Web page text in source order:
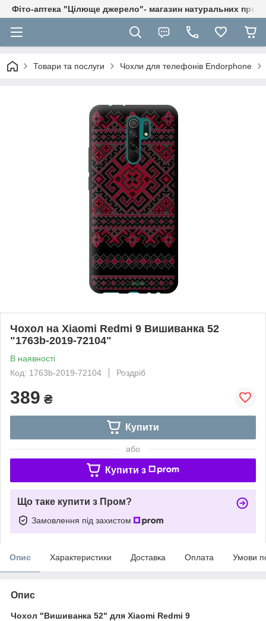
Фіто-аптека "Цілюще джерело"- магазин натуральних
Товари та послуги Чохли для телефонів Endorphone
Чохол на Xiaomi Redmi 9 Вишиванка 52
"1763b-2019-72104"
В наявності
Код: 1763b-2019-72104
Роздріб
389 ₴
Купити
або
Купити з
Що таке купити з Пром?
Замовлення під захистом
Опис Характеристики Доставка Оплата Умови
Опис
Чохол "Вишиванка 52" для Xiaomi Redmi 9